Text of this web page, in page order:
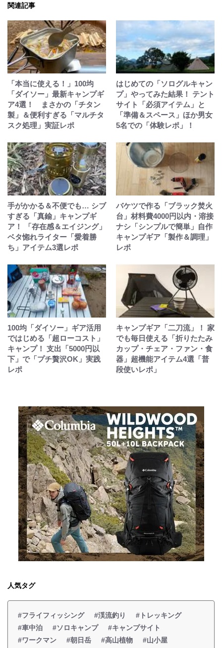
関連記事
「本当に使える！」100均
「ダイソー」最新キャンプギ
ア4選！ まさかの「チタン
製」＆便利すぎる「マルチタ
スク処理」実証レポ
はじめての「ソログルキャン
プ」やってみた結果！ テント
サイト「必須アイテム」と
「準備＆スペース」ほか男女
5名での「体験レポ」！
手がかかる＆不便でも… シブ
すぎる「真鍮」キャンプギ
ア！ 「存在感＆エイジング」
ベタ惚れライター「愛着勝
ち」アイテム3選レポ
バケツで作る「ブラック焚火
台」材料費4000円以内・溶接
ナシ「シンプルで簡単」自作
キャンプギア「製作＆調理」
レポ
100均「ダイソー」ギア活用
ではじめる「超ローコスト」
キャンプ！ 支出「5000円以
下」で「プチ贅沢OK」実践
レポ
キャンプギア「二刀流」！ 家
でも毎日使える「折りたたみ
カップ・チェア・ファン・食
器」超機能アイテム4選「普
段使いレポ」
人気タグ
#フライフィッシング #渓流釣り
#トレッキング
#車中泊
#ソロキャンプ
#キャンプサイト
#ワークマン
#朝日岳 #高山植物 #山小屋